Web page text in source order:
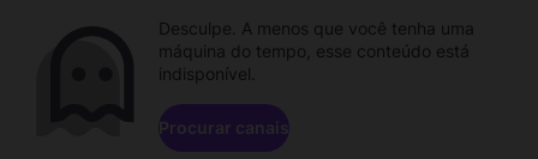
Desculpe. A menos que você tenha uma
máquina do tempo, esse conteúdo está
indisponível.
Procurar canais